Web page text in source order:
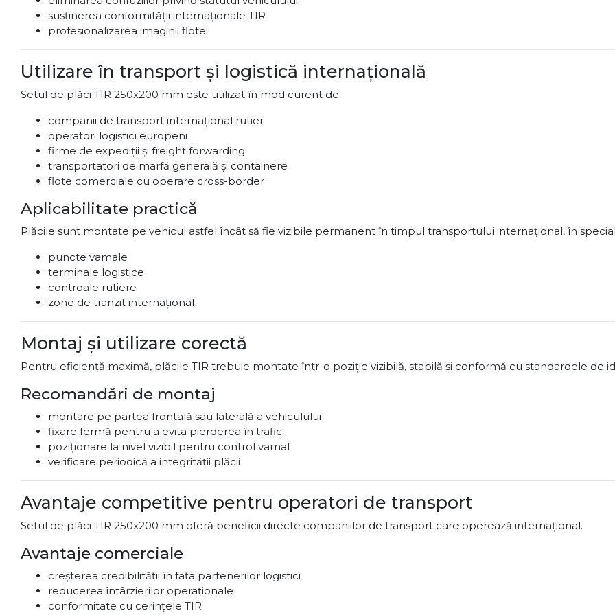
susținerea conformității internaționale TIR
profesionalizarea imaginii flotei
Utilizare în transport și logistică internațională
Setul de plăci TIR 250x200 mm este utilizat în mod curent de:
companii de transport internațional rutier
operatori logistici europeni
firme de expediții și freight forwarding
transportatori de marfă generală și containere
flote comerciale cu operare cross-border
Aplicabilitate practică
Plăcile sunt montate pe vehicul astfel încât să fie vizibile permanent în timpul transportului internațional, în
puncte vamale
terminale logistice
controale rutiere
zone de tranzit internațional
Montaj și utilizare corectă
Pentru eficiență maximă, plăcile TIR trebuie montate într-o poziție vizibilă, stabilă și conformă cu standardele de
Recomandări de montaj
montare pe partea frontală sau laterală a vehiculului
fixare fermă pentru a evita pierderea în trafic
poziționare la nivel vizibil pentru control vamal
verificare periodică a integrității plăcii
Avantaje competitive pentru operatori de transport
Setul de plăci TIR 250x200 mm oferă beneficii directe companiilor de transport care operează internațional.
Avantaje comerciale
creșterea credibilității în fața partenerilor logistici
reducerea întârzierilor operaționale
conformitate cu cerințele TIR